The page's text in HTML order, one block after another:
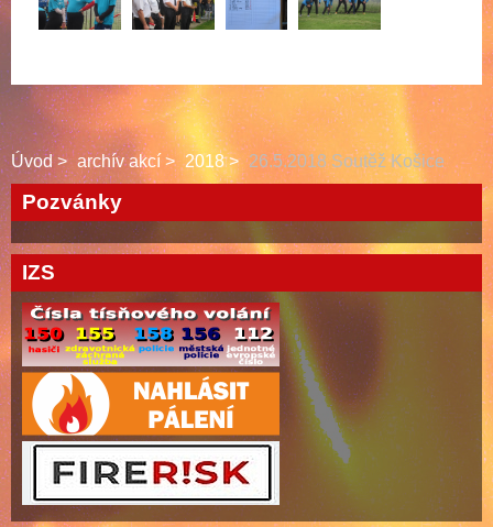
Úvod archív akcí 2018 26.5.2018 Soutěž Košice
Pozvánky
IZS